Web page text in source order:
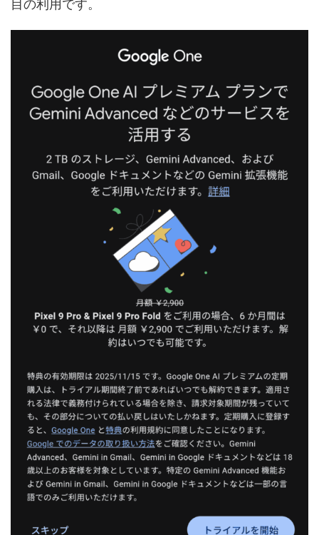
目の利用です。